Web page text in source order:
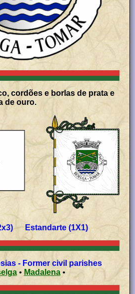
cordões e borlas de prata e
de ouro.
Bandeira (2x3) Estandarte (1X1)
- Former civil parishes
• Madalena•